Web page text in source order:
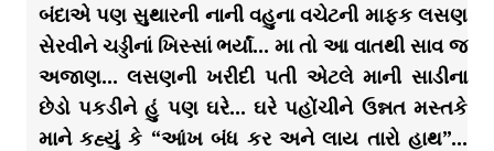
બંદાએ પણ સુથારની નાની વહુના વચેટની માફક લસણ
સેરવીને ચડ્ડીનાં ખિસ્સાં ભર્યાં… મા તો આ વાતથી સાવ જ
અજાણ… લસણની ખરીદી પતી એટલે માની સાડીના
છેડો પકડીને હું પણ ઘરે… ઘરે પહોંચીને ઉન્નત મસ્તકે
માને કહ્યું કે “આંખ બંધ કર અને લાય તારો હાથ”…